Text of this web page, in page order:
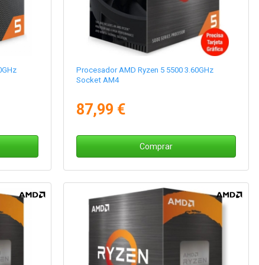
Procesador AMD Ryzen 5 5500 3.60GHz
Socket AM4
87,99 €
Comprar